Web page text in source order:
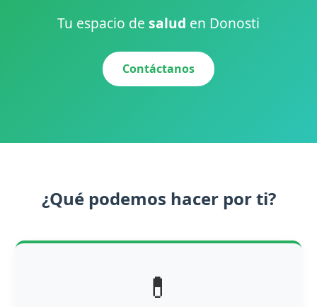
Tu espacio de salud en Donosti
Contáctanos
¿Qué podemos hacer por ti?
💊